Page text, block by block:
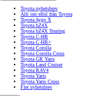
Toyota nyhetsbrev
Allt om elbil från Toyota
Toyota Aygo X
Toyota bZ4X
Toyota bZ4X Touring
Toyota C-HR
Toyota C-HR+
Toyota Corolla
Toyota Corolla Cross
Toyota GR Yaris
Toyota Land Cruiser
Toyota RAV4
Toyota Yaris
Toyota Yaris Cross
Fler nyhetsbrev